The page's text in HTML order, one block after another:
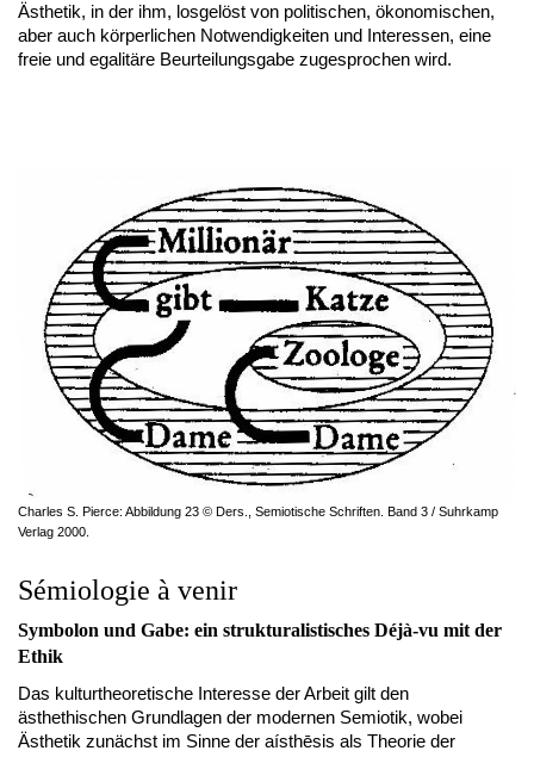
Ästhetik, in der ihm, losgelöst von politischen, ökonomischen,
aber auch körperlichen Notwendigkeiten und Interessen, eine
freie und egalitäre Beurteilungsgabe zugesprochen wird.
Charles S. Pierce: Abbildung 23 © Ders., Semiotische Schriften. Band 3 / Suhrkamp
Verlag 2000.
Sémiologie à venir
Symbolon und Gabe: ein strukturalistisches Déjà-vu mit der
Ethik
Das kulturtheoretische Interesse der Arbeit gilt den
ästhethischen Grundlagen der modernen Semiotik, wobei
Ästhetik zunächst im Sinne der aísthēsis als Theorie der